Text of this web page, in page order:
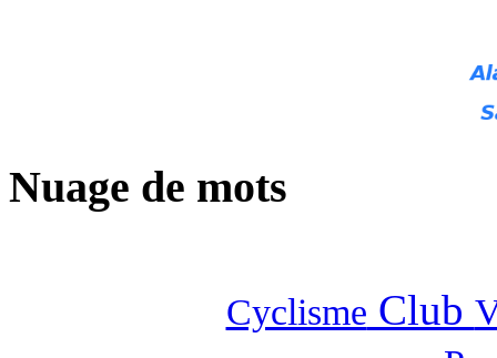
Nuage de mots
Cyclisme Club